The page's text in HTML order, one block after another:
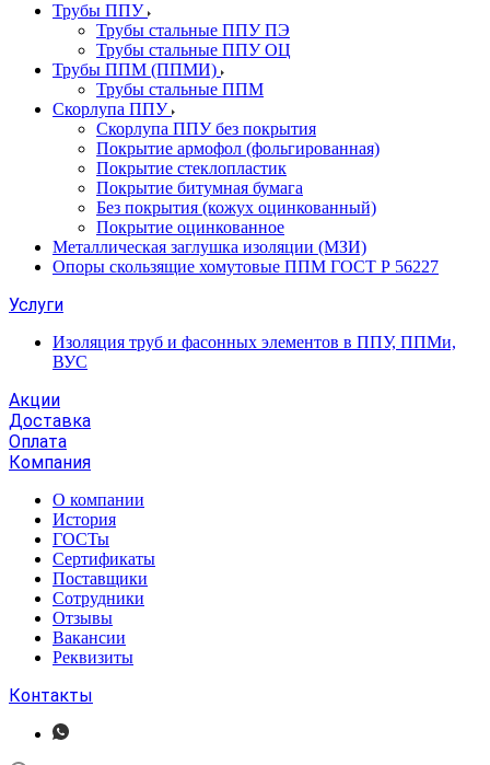
Трубы ППУ
Трубы стальные ППУ ПЭ
Трубы стальные ППУ ОЦ
Трубы ППМ (ППМИ)
Трубы стальные ППМ
Скорлупа ППУ
Скорлупа ППУ без покрытия
Покрытие армофол (фольгированная)
Покрытие стеклопластик
Покрытие битумная бумага
Без покрытия (кожух оцинкованный)
Покрытие оцинкованное
Металлическая заглушка изоляции (МЗИ)
Опоры скользящие хомутовые ППМ ГОСТ Р 56227
Услуги
Изоляция труб и фасонных элементов в ППУ, ППМи,
ВУС
Акции
Доставка
Оплата
Компания
О компании
История
ГОСТы
Сертификаты
Поставщики
Сотрудники
Отзывы
Вакансии
Реквизиты
Контакты